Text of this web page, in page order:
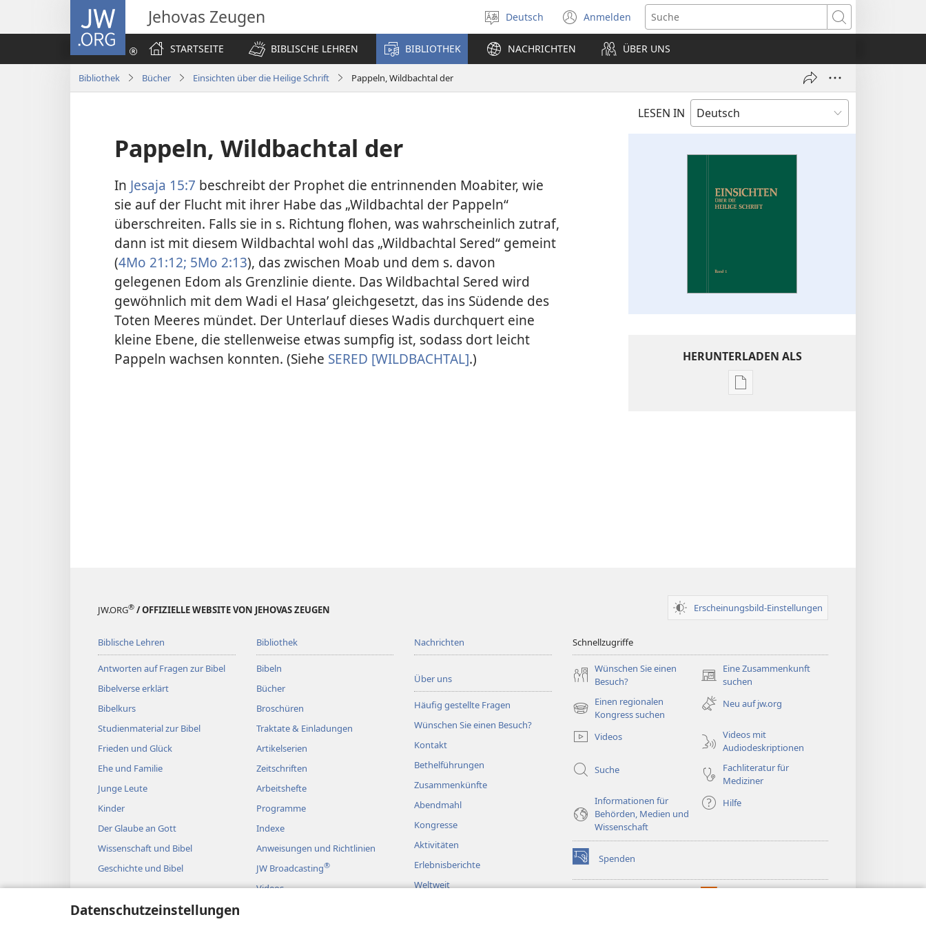
Datenschutzeinstellungen
JW.ORG Jehovas Zeugen
Sprache
auswählen
Deutsch Anmelden
(öffnet
neues
Fenster)
Suche
STARTSEITE
BIBLISCHE LEHREN BIBLIOTHEK NACHRICHTEN ÜBER UNS
Bibliothek Bücher Einsichten über die Heilige Schrift Pappeln, Wildbachtal der
LESEN IN
Pappeln, Wildbachtal der
In Jesaja 15:7 beschreibt der Prophet die entrinnenden Moabiter, wie
sie auf der Flucht mit ihrer Habe das „Wildbachtal der Pappeln“
überschreiten. Falls sie in s. Richtung flohen, was wahrscheinlich zutraf,
dann ist mit diesem Wildbachtal wohl das „Wildbachtal Sered“ gemeint
(4Mo 21:12; 5Mo 2:13), das zwischen Moab und dem s. davon
gelegenen Edom als Grenzlinie diente. Das Wildbachtal Sered wird
gewöhnlich mit dem Wadi el Hasaʼ gleichgesetzt, das ins Südende des
Toten Meeres mündet. Der Unterlauf dieses Wadis durchquert eine
kleine Ebene, die stellenweise etwas sumpfig ist, sodass dort leicht
Pappeln wachsen konnten. (Siehe SERED [WILDBACHTAL].) HERUNTERLADEN ALS
Downloadoptionen
JW.ORG® / OFFIZIELLE WEBSITE VON JEHOVAS ZEUGEN Erscheinungsbild-Einstellungen
Biblische Lehren
Antworten auf Fragen zur Bibel
Bibelverse erklärt
Bibelkurs
Studienmaterial zur Bibel
Frieden und Glück
Ehe und Familie
Junge Leute
Kinder
Der Glaube an Gott
Wissenschaft und Bibel
Geschichte und Bibel
Bibliothek
Bibeln
Bücher
Broschüren
Traktate & Einladungen
Artikelserien
Zeitschriften
Arbeitshefte
Programme
Indexe
Anweisungen und Richtlinien
JW Broadcasting®
Videos
Nachrichten
Über uns
Häufig gestellte Fragen
Wünschen Sie einen Besuch?
Kontakt
Bethelführungen
Zusammenkünfte
Abendmahl
Kongresse
Aktivitäten
Erlebnisberichte
Weltweit
Schnellzugriffe
Wünschen Sie einen
Besuch?
Eine Zusammenkunft
suchen
(öffnet
neues
Fenster)
Einen regionalen
Kongress suchen
(öffnet
Fenster)
Neu auf jw.org
Videos
Videos mit
Audiodeskriptionen
Suche
Fachliteratur für
Mediziner
Informationen für
Behörden, Medien und
Wissenschaft
Hilfe
Spenden
(öffnet
neues
Fenster)